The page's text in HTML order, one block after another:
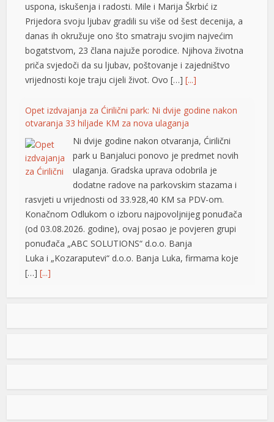
uspona, iskušenja i radosti. Mile i Marija Škrbić iz
Prijedora svoju ljubav gradili su više od šest decenija, a
danas ih okružuje ono što smatraju svojim najvećim
bogatstvom, 23 člana najuže porodice. Njihova životna
priča svjedoči da su ljubav, poštovanje i zajedništvo
vrijednosti koje traju cijeli život. Ovo […][...]
Opet izdvajanja za Ćirilični park: Ni dvije godine nakon
otvaranja 33 hiljade KM za nova ulaganja
Ni dvije godine nakon otvaranja, Ćirilični
park u Banjaluci ponovo je predmet novih
ulaganja. Gradska uprava odobrila je
dodatne radove na parkovskim stazama i
rasvjeti u vrijednosti od 33.928,40 KM sa PDV-om.
Konačnom Odlukom o izboru najpovoljnijeg ponuđača
(od 03.08.2026. godine), ovaj posao je povjeren grupi
ponuđača „ABC SOLUTIONS“ d.o.o. Banja
Luka i „Kozaraputevi“ d.o.o. Banja Luka, firmama koje
[…][...]
1954. godine u Ljubotićima, a veći dio života proveo je u